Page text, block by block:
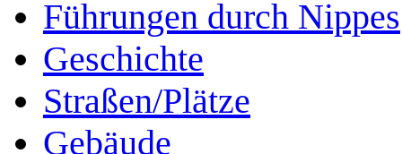
Führungen durch Nippes
Geschichte
Straßen/Plätze
Gebäude